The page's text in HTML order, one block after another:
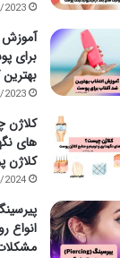
2023
آموزش
برای
2023
کلاژن
های
کلاژن
2024
انواع